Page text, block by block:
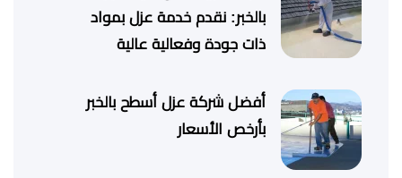
بالخبر: نقدم خدمة عزل بمواد
ذات جودة وفعالية عالية
أفضل شركة عزل أسطح بالخبر
بأرخص الأسعار